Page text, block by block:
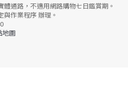
體通路，不適用網路購物七日鑑賞期 。
與作業程序辦理。
地圖